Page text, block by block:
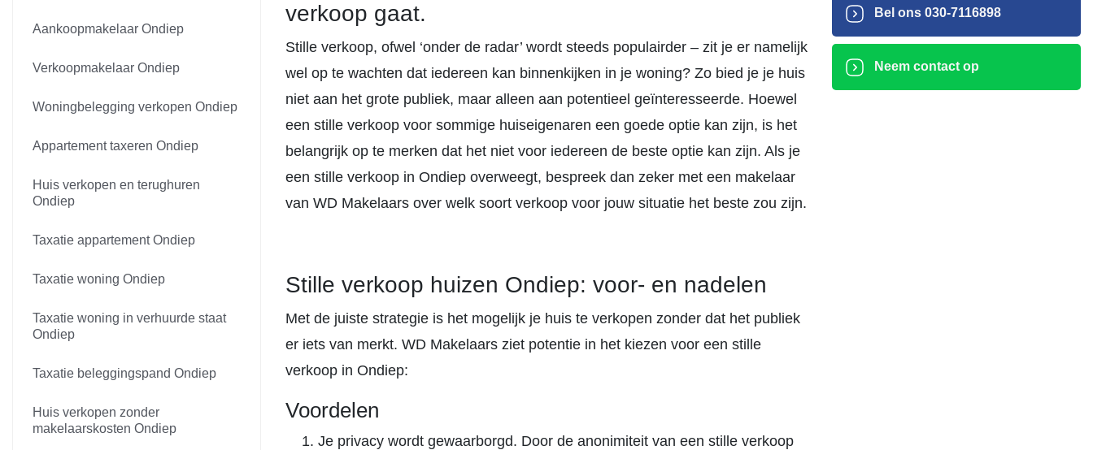
Aankoopmakelaar Ondiep
Verkoopmakelaar Ondiep
Woningbelegging verkopen Ondiep
Appartement taxeren Ondiep
Huis verkopen en terughuren
Ondiep
Taxatie appartement Ondiep
Taxatie woning Ondiep
Taxatie woning in verhuurde staat
Ondiep
Taxatie beleggingspand Ondiep
Huis verkopen zonder
makelaarskosten Ondiep
verkoop gaat.
Stille verkoop, ofwel ‘onder de radar’ wordt steeds populairder – zit je er namelijk
wel op te wachten dat iedereen kan binnenkijken in je woning? Zo bied je je huis
niet aan het grote publiek, maar alleen aan potentieel geïnteresseerde. Hoewel
een stille verkoop voor sommige huiseigenaren een goede optie kan zijn, is het
belangrijk op te merken dat het niet voor iedereen de beste optie kan zijn. Als je
een stille verkoop in Ondiep overweegt, bespreek dan zeker met een makelaar
van WD Makelaars over welk soort verkoop voor jouw situatie het beste zou zijn.
Stille verkoop huizen Ondiep: voor- en nadelen
Met de juiste strategie is het mogelijk je huis te verkopen zonder dat het publiek
er iets van merkt. WD Makelaars ziet potentie in het kiezen voor een stille
verkoop in Ondiep:
Voordelen
Je privacy wordt gewaarborgd. Door de anonimiteit van een stille verkoop
Bel ons 030-7116898
Neem contact op